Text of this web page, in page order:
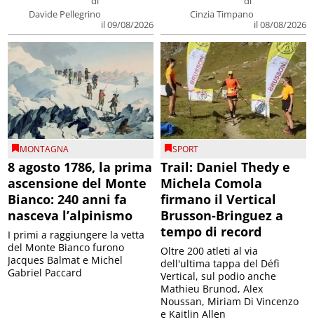
Davide Pellegrino
il 09/08/2026
Cinzia Timpano
il 08/08/2026
MONTAGNA
8 agosto 1786, la prima
ascensione del Monte
Bianco: 240 anni fa
nasceva l’alpinismo
I primi a raggiungere la vetta
del Monte Bianco furono
Jacques Balmat e Michel
Gabriel Paccard
SPORT
Trail: Daniel Thedy e
Michela Comola
firmano il Vertical
Brusson-Bringuez a
tempo di record
Oltre 200 atleti al via
dell'ultima tappa del Défì
Vertical, sul podio anche
Mathieu Brunod, Alex
Noussan, Miriam Di Vincenzo
e Kaitlin Allen